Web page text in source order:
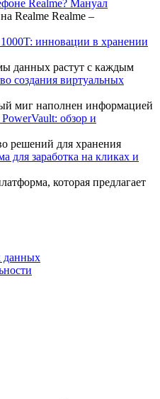
Realme? Мануал
Realme Realme –
инновации в хранении
данных растут с каждым
создания виртуальных
миг наполнен информацией
обзор и
решений для хранения
для заработка на кликах и
которая предлагает
данных